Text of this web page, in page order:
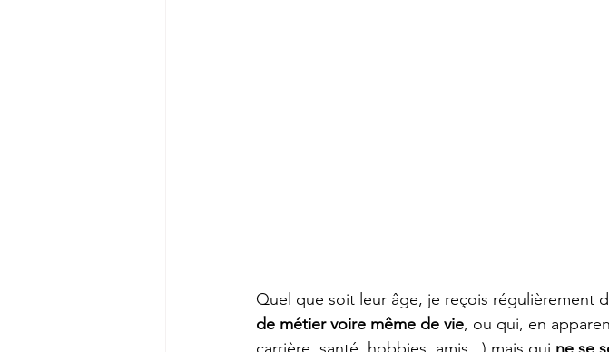
Quel que soit leur âge, je reçois régulièrement
de métier voire même de vie, ou qui, en